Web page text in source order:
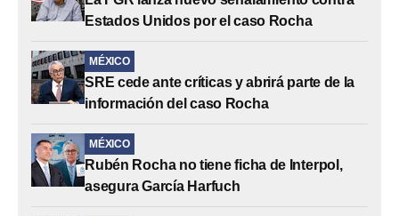
Estados Unidos por el caso Rocha
MÉXICO
SRE cede ante críticas y abrirá parte de la
información del caso Rocha
MÉXICO
Rubén Rocha no tiene ficha de Interpol,
asegura García Harfuch